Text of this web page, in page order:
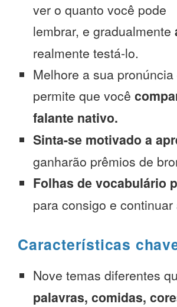
ver o quanto você pode
lembrar, e gradualmente
realmente testá-lo.
Melhore a sua
permite que você
falante nativo.
Sinta-se motivado a
ganharão prêmios de
Folhas de vocabulário
para consigo e
Características
Nove temas diferentes
palavras, comidas,